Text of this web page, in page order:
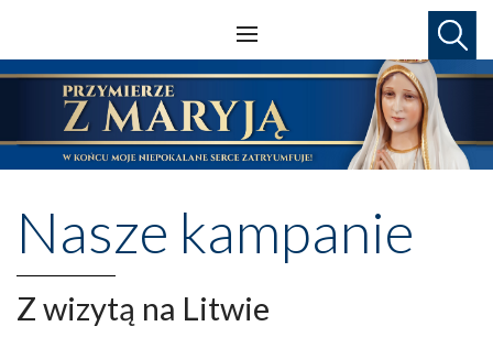
Nasze kampanie
Z wizytą na Litwie